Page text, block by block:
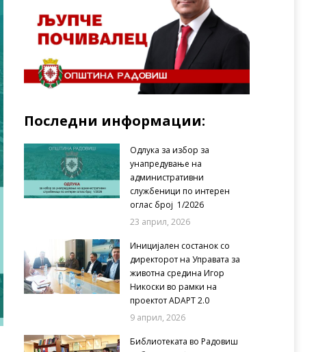
Последни информации:
Одлука за избор за
унапредување на
административни
службеници по интерен
оглас број 1/2026
23 април, 2026
Иницијален состанок со
директорот на Управата за
животна средина Игор
Никоски во рамки на
проектот ADAPT 2.0
9 април, 2026
Библиотеката во Радовиш